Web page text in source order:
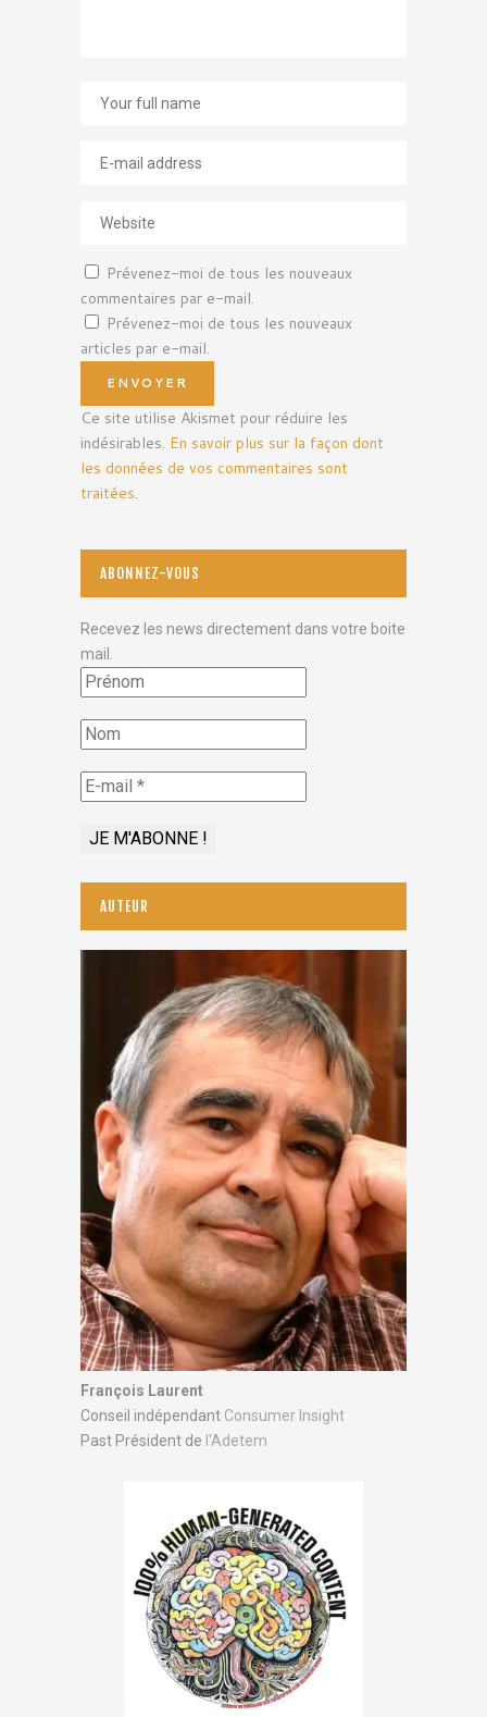
Prévenez-moi de tous les nouveaux
commentaires par e-mail.
Prévenez-moi de tous les nouveaux
articles par e-mail.
Ce site utilise Akismet pour réduire les
indésirables. En savoir plus sur la façon dont
les données de vos commentaires sont
traitées.
ABONNEZ-VOUS
Recevez les news directement dans votre boite
mail.
AUTEUR
François Laurent
Conseil indépendant Consumer Insight
Past Président de l'Adetem